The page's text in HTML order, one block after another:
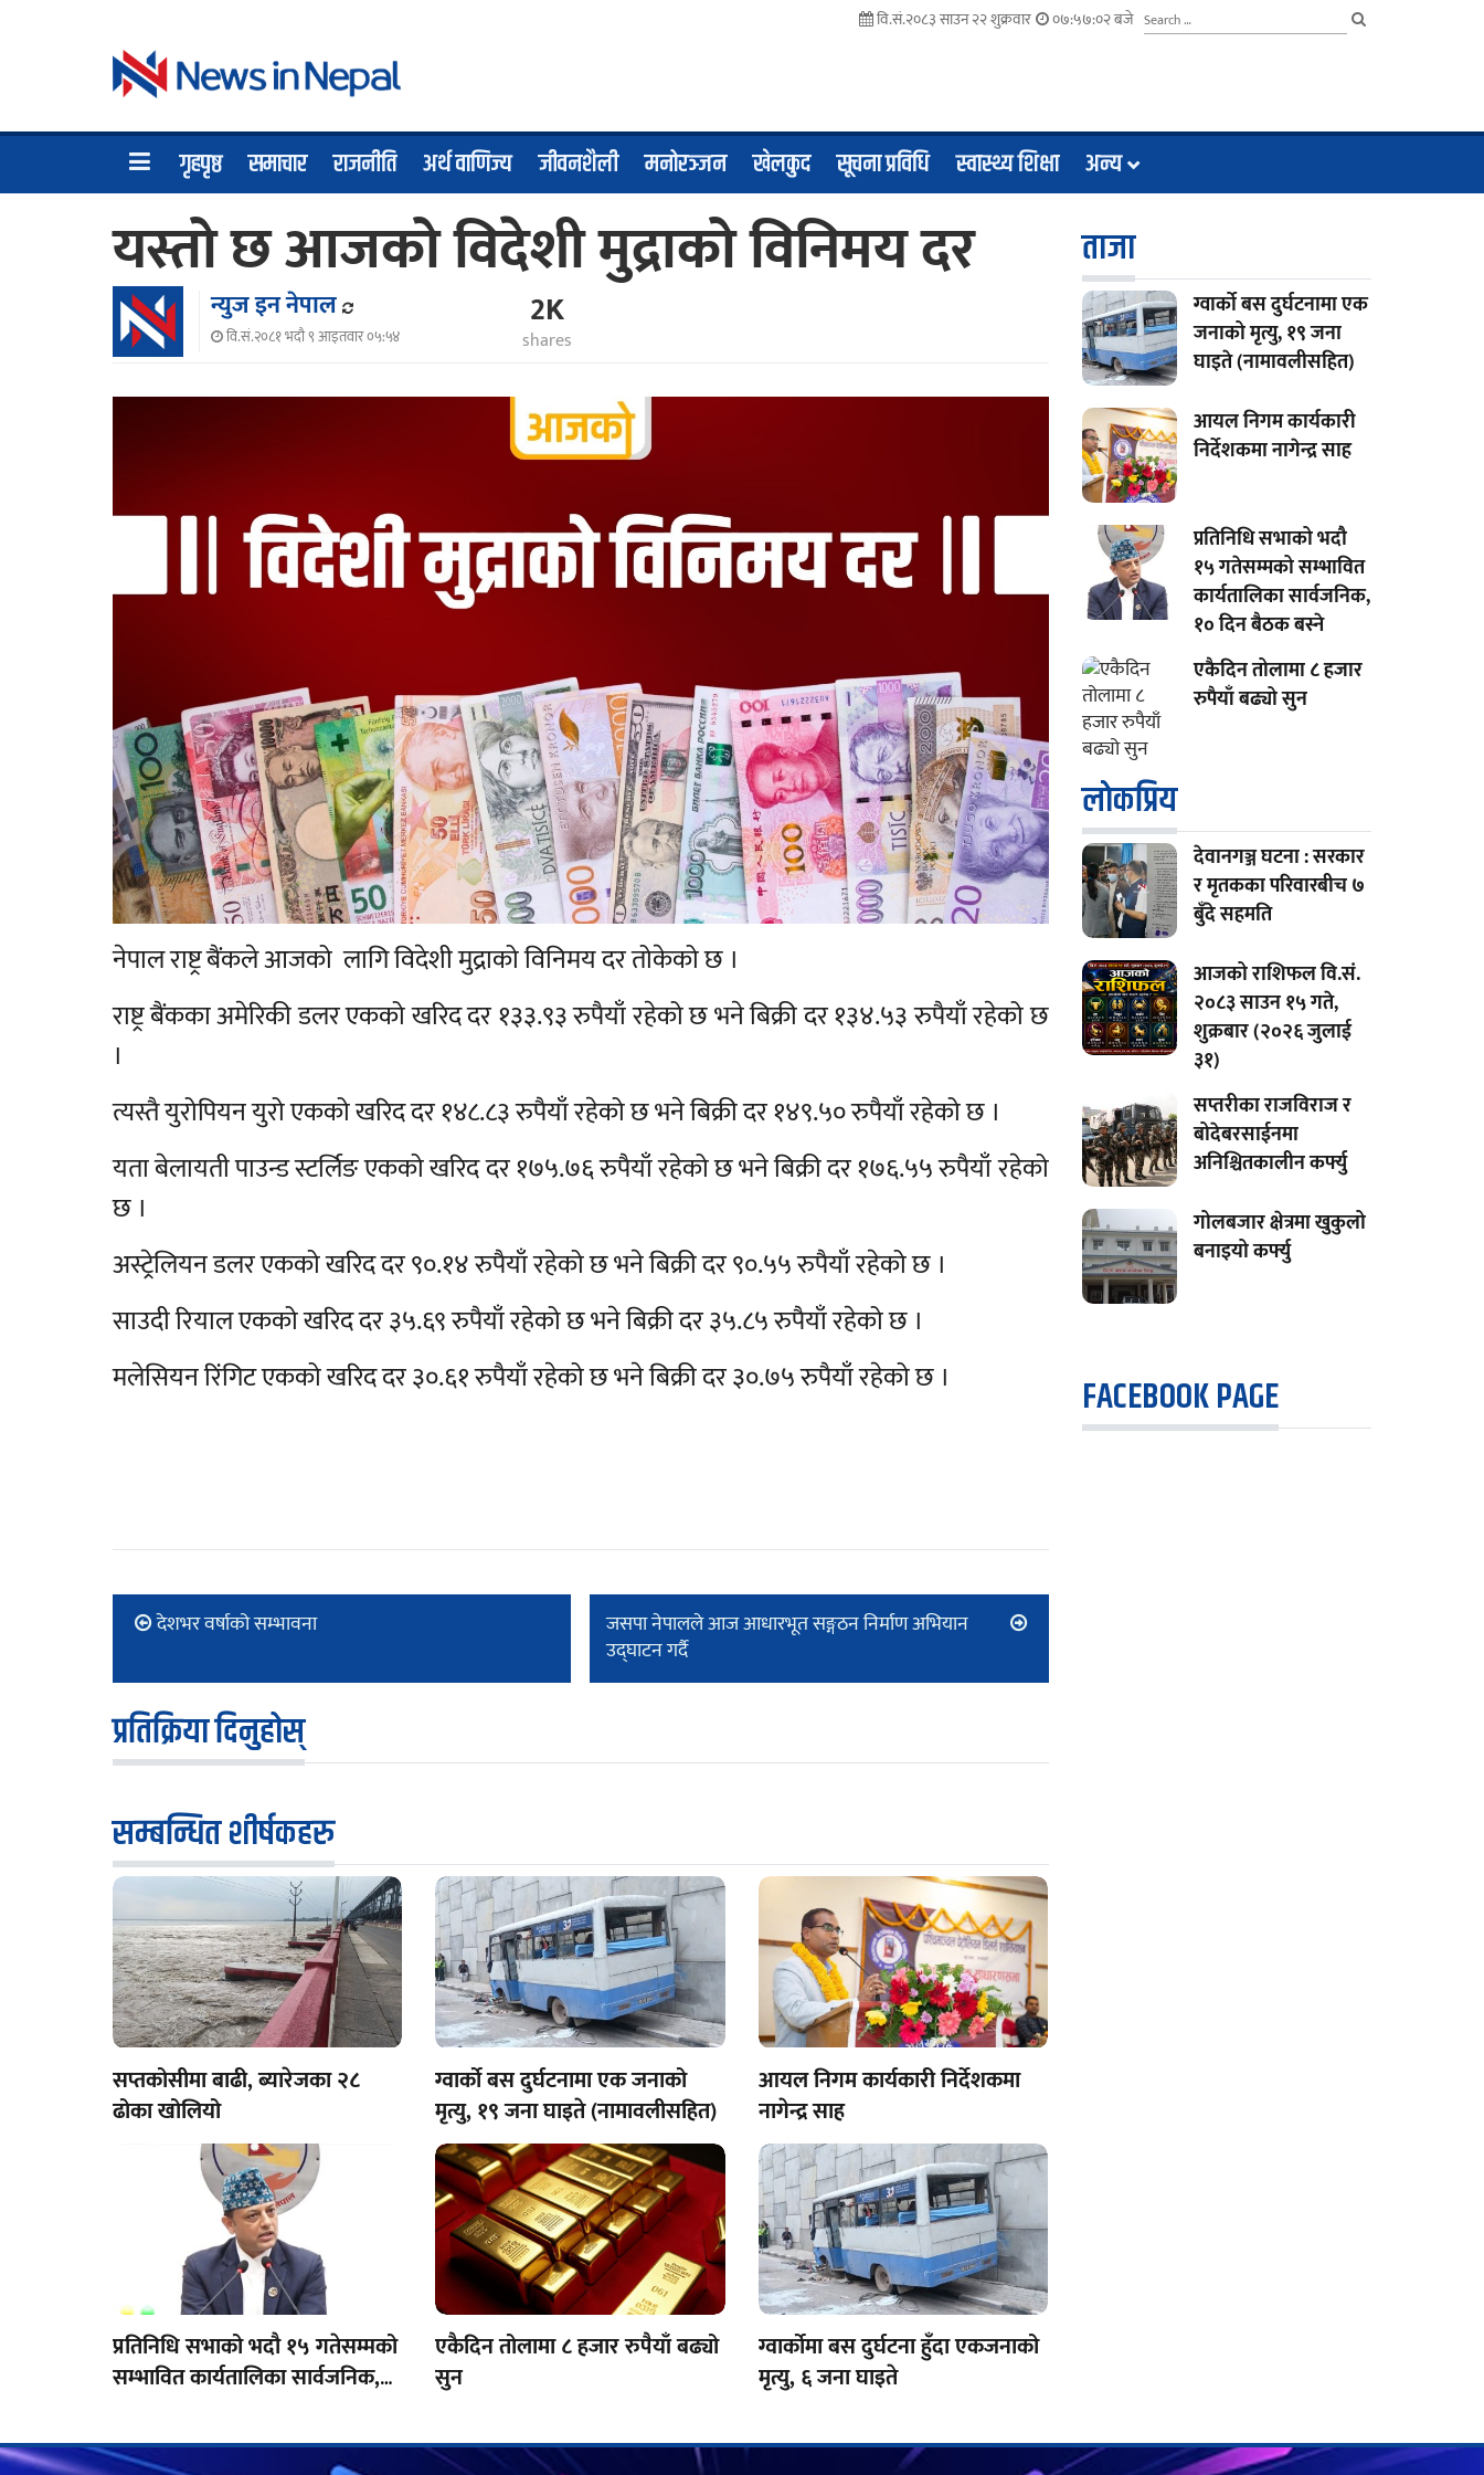
वि.सं.२०८३ साउन २२ शुक्रवार ०७:५७:०३ बजे
गृहपृष्ठ समाचार राजनीति अर्थ वाणिज्य जीवनशैली मनोरञ्जन खेलकुद सूचना प्रविधि स्वास्थ्य शिक्षा अन्य
यस्तो छ आजको विदेशी मुद्राको विनिमय दर
न्युज इन नेपाल
वि.सं.२०८१ भदौ ९ आइतवार ०५:५४
2K
shares
नेपाल राष्ट्र बैंकले आजको लागि विदेशी मुद्राको विनिमय दर तोकेको छ ।
राष्ट्र बैंकका अमेरिकी डलर एकको खरिद दर १३३.९३ रुपैयाँ रहेको छ भने बिक्री दर १३४.५३ रुपैयाँ रहेको छ
।
त्यस्तै युरोपियन युरो एकको खरिद दर १४८.८३ रुपैयाँ रहेको छ भने बिक्री दर १४९.५० रुपैयाँ रहेको छ ।
यता बेलायती पाउन्ड स्टर्लिङ एकको खरिद दर १७५.७६ रुपैयाँ रहेको छ भने बिक्री दर १७६.५५ रुपैयाँ रहेको
छ ।
अस्ट्रेलियन डलर एकको खरिद दर ९०.१४ रुपैयाँ रहेको छ भने बिक्री दर ९०.५५ रुपैयाँ रहेको छ ।
साउदी रियाल एकको खरिद दर ३५.६९ रुपैयाँ रहेको छ भने बिक्री दर ३५.८५ रुपैयाँ रहेको छ ।
मलेसियन रिंगिट एकको खरिद दर ३०.६१ रुपैयाँ रहेको छ भने बिक्री दर ३०.७५ रुपैयाँ रहेको छ ।
देशभर वर्षाको सम्भावना
जसपा नेपालले आज आधारभूत सङ्गठन निर्माण अभियान
उद्घाटन गर्दै
प्रतिक्रिया दिनुहोस्
सम्बन्धित शीर्षकहरु
सप्तकोसीमा बाढी, ब्यारेजका २८
ढोका खोलियो
ग्वार्को बस दुर्घटनामा एक जनाको
मृत्यु, १९ जना घाइते (नामावलीसहित)
आयल निगम कार्यकारी निर्देशकमा
नागेन्द्र साह
प्रतिनिधि सभाको भदौ १५ गतेसम्मको
सम्भावित कार्यतालिका सार्वजनिक,
एकैदिन तोलामा ८ हजार रुपैयाँ बढ्यो
सुन
ग्वार्कोमा बस दुर्घटना हुँदा एकजनाको
मृत्यु, ६ जना घाइते
ताजा
ग्वार्को बस दुर्घटनामा एक
जनाको मृत्यु, १९ जना
घाइते (नामावलीसहित)
आयल निगम कार्यकारी
निर्देशकमा नागेन्द्र साह
प्रतिनिधि सभाको भदौ
१५ गतेसम्मको सम्भावित
कार्यतालिका सार्वजनिक,
१० दिन बैठक बस्ने
एकैदिन तोलामा ८ हजार
रुपैयाँ बढ्यो सुन
लाेकप्रिय
देवानगञ्ज घटना : सरकार
र मृतकका परिवारबीच ७
बुँदे सहमति
आजको राशिफल वि.सं.
२०८३ साउन १५ गते,
शुक्रबार (२०२६ जुलाई
३१)
सप्तरीका राजविराज र
बोदेबरसाईनमा
अनिश्चितकालीन कर्फ्यु
गोलबजार क्षेत्रमा खुकुलो
बनाइयो कर्फ्यु
FACEBOOK PAGE